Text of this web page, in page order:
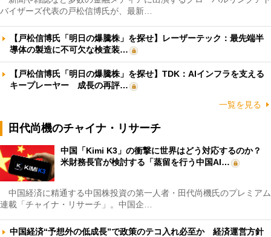
バイザーズ代表の戸松信博氏が、最新…
【戸松信博氏「明日の爆騰株」を探せ】レーザーテック：最先端半
導体の製造に不可欠な検査装…
【戸松信博氏「明日の爆騰株」を探せ】TDK：AIインフラを支える
キープレーヤー 成長の再評…
一覧を見る
田代尚機のチャイナ・リサーチ
中国「Kimi K3」の衝撃に世界はどう対応するのか？
米財務長官が検討する「蒸留を行う中国AI…
中国経済に精通する中国株投資の第一人者・田代尚機氏のプレミアム
連載「チャイナ・リサーチ」。中国企…
中国経済“予想外の低成長”で政策のテコ入れ必至か 経済運営方針